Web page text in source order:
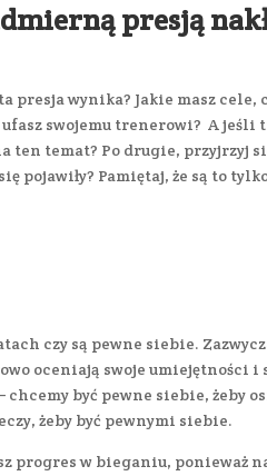
presją
presja wynika? Jakie masz cele,
swojemu trenerowi? A jeśli
temat? Po drugie, przyjrzyj
pojawiły? Pamiętaj, że są to
czy są pewne siebie.
oceniają swoje umiejętności i
chcemy być pewne siebie, żeby
żeby być pewnymi siebie.
progres w bieganiu, ponieważ